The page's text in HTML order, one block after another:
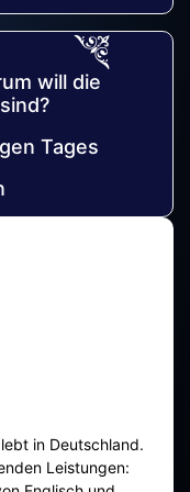
will die
Tages
in Deutschland.
Leistungen: